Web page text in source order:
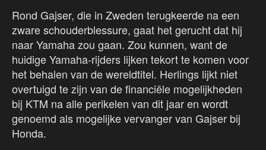
Rond Gajser, die in Zweden terugkeerde na een
zware schouderblessure, gaat het gerucht dat hij
naar Yamaha zou gaan. Zou kunnen, want de
huidige Yamaha-rijders lijken tekort te komen voor
het behalen van de wereldtitel. Herlings lijkt niet
overtuigd te zijn van de financiële mogelijkheden
bij KTM na alle perikelen van dit jaar en wordt
genoemd als mogelijke vervanger van Gajser bij
Honda.